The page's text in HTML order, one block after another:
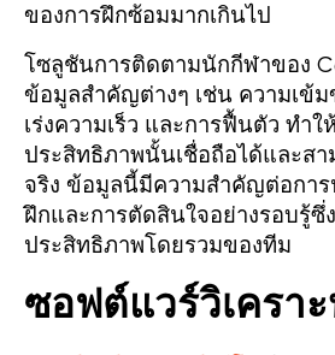
ของการฝึกซ้อมมากเกินไป
โซลูชันการติดตามนักกีฬาของ
ข้อมูลสำคัญต่างๆ เช่น ความเข้ม
เร่งความเร็ว และการฟื้นตัว ทำ
ประสิทธิภาพนั้นเชื่อถือได้และส
จริง ข้อมูลนี้มีความสำคัญต่อการ
ฝึกและการตัดสินใจอย่างรอบรู้ซึ่
ประสิทธิภาพโดยรวมของทีม
ซอฟต์แวร์วิเครา